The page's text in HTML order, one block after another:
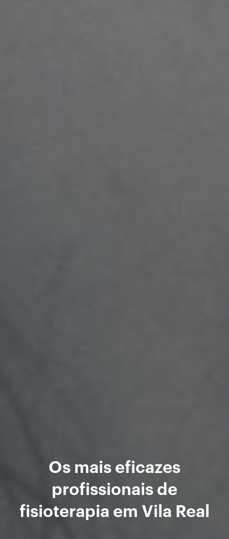
Os mais eficazes
profissionais de
fisioterapia em Vila Real